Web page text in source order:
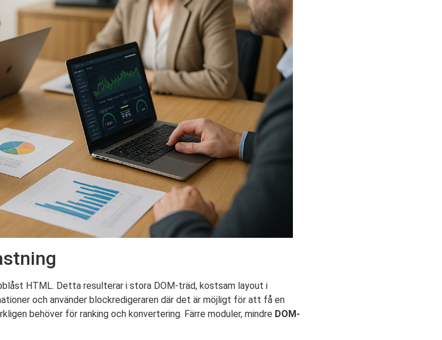
HTML. Detta resulterar i stora DOM-träd, kostsam layout i
och använder blockredigeraren där det är möjligt för att få en
behöver för ranking och konvertering. Färre moduler, mindre DOM-